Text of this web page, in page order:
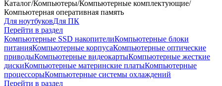
Каталог/Компьютеры/Компьютерные комплектующие/
Компьютерная оперативная память
Для ноутбуковДля ПК
Перейти в раздел
Компьютерные SSD накопителиКомпьютерные блоки
питанияКомпьютерные корпусаКомпьютерные оптические
приводыКомпьютерные видеокартыКомпьютерные жесткие
дискиКомпьютерные материнские платыКомпьютерные
процессорыКомпьютерные системы охлаждений
Перейти в раздел